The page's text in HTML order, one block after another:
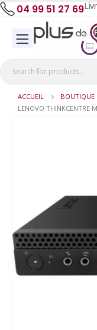
04 99 51 27 69
ACCUEIL BOUTIQUE
LENOVO THINKCENTRE